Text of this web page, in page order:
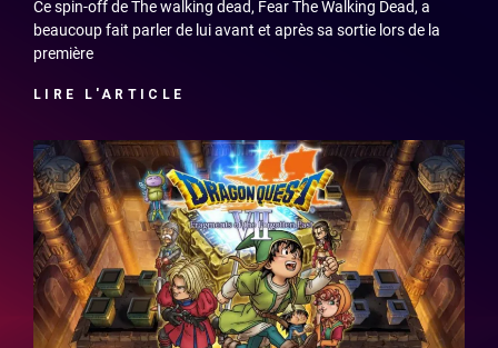
Ce spin-off de The walking dead, Fear The Walking Dead, a
beaucoup fait parler de lui avant et après sa sortie lors de la
première
LIRE L'ARTICLE